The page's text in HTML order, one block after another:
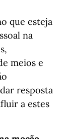
que esteja
na
meios e
resposta
a estes